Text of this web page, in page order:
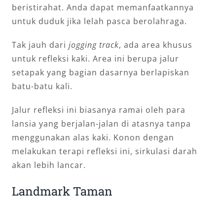
beristirahat. Anda dapat memanfaatkannya
untuk duduk jika lelah pasca berolahraga.
Tak jauh dari jogging track, ada area khusus
untuk refleksi kaki. Area ini berupa jalur
setapak yang bagian dasarnya berlapiskan
batu-batu kali.
Jalur refleksi ini biasanya ramai oleh para
lansia yang berjalan-jalan di atasnya tanpa
menggunakan alas kaki. Konon dengan
melakukan terapi refleksi ini, sirkulasi darah
akan lebih lancar.
Landmark Taman